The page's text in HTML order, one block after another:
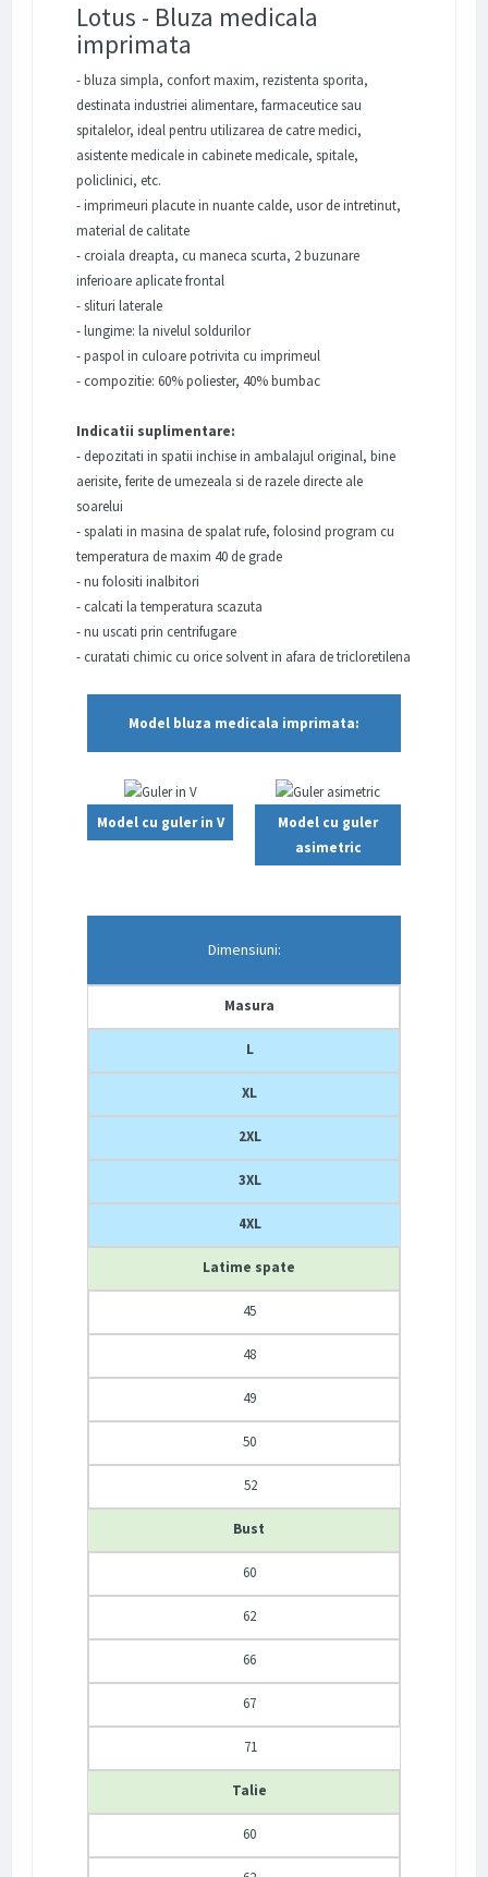
Lotus - Bluza medicala
imprimata
- bluza simpla, confort maxim, rezistenta sporita,
destinata industriei alimentare, farmaceutice sau
spitalelor, ideal pentru utilizarea de catre medici,
asistente medicale in cabinete medicale, spitale,
policlinici, etc.
- imprimeuri placute in nuante calde, usor de intretinut,
material de calitate
- croiala dreapta, cu maneca scurta, 2 buzunare
inferioare aplicate frontal
- slituri laterale
- lungime: la nivelul soldurilor
- paspol in culoare potrivita cu imprimeul
- compozitie: 60% poliester, 40% bumbac
Indicatii suplimentare:
- depozitati in spatii inchise in ambalajul original, bine
aerisite, ferite de umezeala si de razele directe ale
soarelui
- spalati in masina de spalat rufe, folosind program cu
temperatura de maxim 40 de grade
- nu folositi inalbitori
- calcati la temperatura scazuta
- nu uscati prin centrifugare
- curatati chimic cu orice solvent in afara de tricloretilena
Model bluza medicala imprimata:
Model cu guler in V
Model cu guler
asimetric
Dimensiuni:
Masura
L
XL
2XL
3XL
4XL
Latime spate
45
48
49
50
52
Bust
60
62
66
67
71
Talie
60